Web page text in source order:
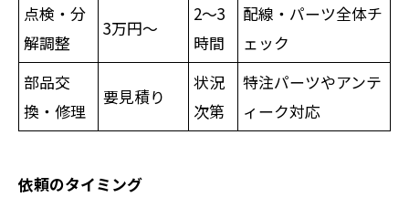
点検・分
解調整
3万円～
2～3
時間
配線・パーツ全体チ
ェック
部品交
換・修理
要見積り
状況
次第
特注パーツやアンテ
ィーク対応
依頼のタイミング